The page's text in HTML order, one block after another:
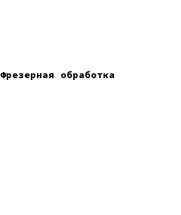
Фрезерная обработка